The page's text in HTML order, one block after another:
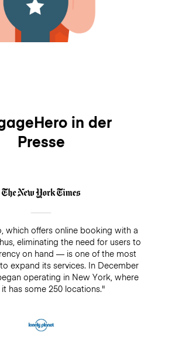
in der
Presse
which offers online booking with a
eliminating the need for users to
on hand — is one of the most
expand its services. In December
operating in New York, where
has some 250 locations."